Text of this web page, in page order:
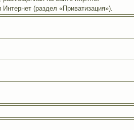
(раздел «Приватизация»).